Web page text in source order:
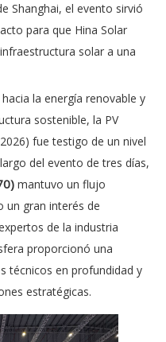
Shanghai, el evento sirvió
para que Hina Solar
solar a una
la energía renovable y
sostenible, la PV
fue testigo de un nivel
del evento de tres días,
mantuvo un flujo
un gran interés de
de la industria
proporcionó una
técnicos en profundidad y
estratégicas.